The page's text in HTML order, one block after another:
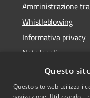
Amministrazione
Whistleblowing
Informativa privacy
Note legali
Dichiarazione di
Questo
Questo sito web utilizza i
navigazione. Utilizzando il